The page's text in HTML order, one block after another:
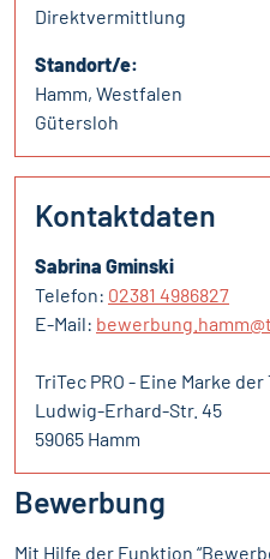
Direktvermittlung
Standort/e:
Hamm, Westfalen
Gütersloh
Kontaktdaten
Sabrina Gminski
Telefon: 02381 4986827
E-Mail:
TriTec PRO - Eine Marke der
Ludwig-Erhard-Str. 45
59065 Hamm
Bewerbung
Mit Hilfe der Funktion